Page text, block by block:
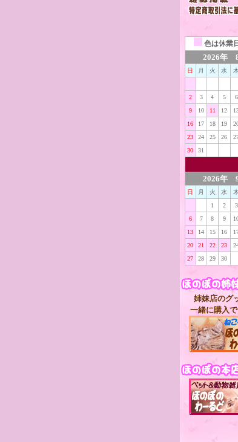
色は休業
2026年
日 月 火 水 木
2
3 4 5 6
9
10 11 12
16
17 18 19
23
24 25 26
30
31
2026年
日 月 火 水 木
1
2 3
6
7 8 9
13
14 15 16
20
21 22 23
27
28 29 30
姉妹店のグ
一緒に購入